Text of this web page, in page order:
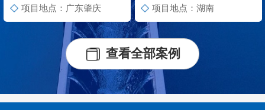
项目地点：广东肇庆
项目地点：湖南
查看全部案例